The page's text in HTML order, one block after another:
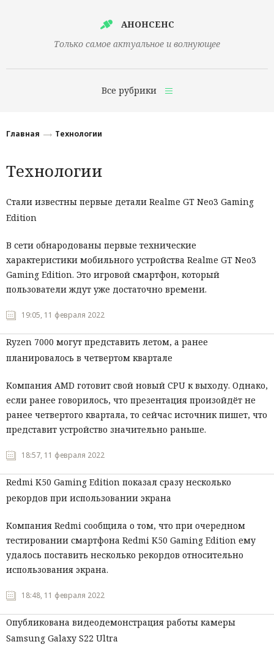
АНОНСЕНС
Только самое актуальное и волнующее
Все рубрики
Технологии
Культура
Общество
Политика
Мнения
Происшествия
Главная Технологии
Технологии
Стали известны первые детали Realme GT Neo3 Gaming
Edition
В сети обнародованы первые технические
характеристики мобильного устройства Realme GT Neo3
Gaming Edition. Это игровой смартфон, который
пользователи ждут уже достаточно времени.
19:05, 11 февраля 2022
Ryzen 7000 могут представить летом, а ранее
планировалось в четвертом квартале
Компания AMD готовит свой новый CPU к выходу. Однако,
если ранее говорилось, что презентация произойдёт не
ранее четвертого квартала, то сейчас источник пишет, что
представит устройство значительно раньше.
18:57, 11 февраля 2022
Redmi K50 Gaming Edition показал сразу несколько
рекордов при использовании экрана
Компания Redmi сообщила о том, что при очередном
тестировании смартфона Redmi K50 Gaming Edition ему
удалось поставить несколько рекордов относительно
использования экрана.
18:48, 11 февраля 2022
Опубликована видеодемонстрация работы камеры
Samsung Galaxy S22 Ultra